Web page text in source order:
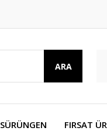
ARA
SÜRÜNGEN FIRSAT